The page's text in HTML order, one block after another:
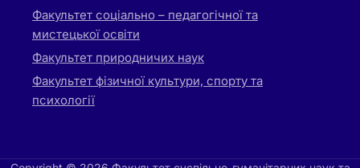
Факультет соціально – педагогічної та
мистецької освіти
Факультет природничих наук
Факультет фізичної культури, спорту та
психології